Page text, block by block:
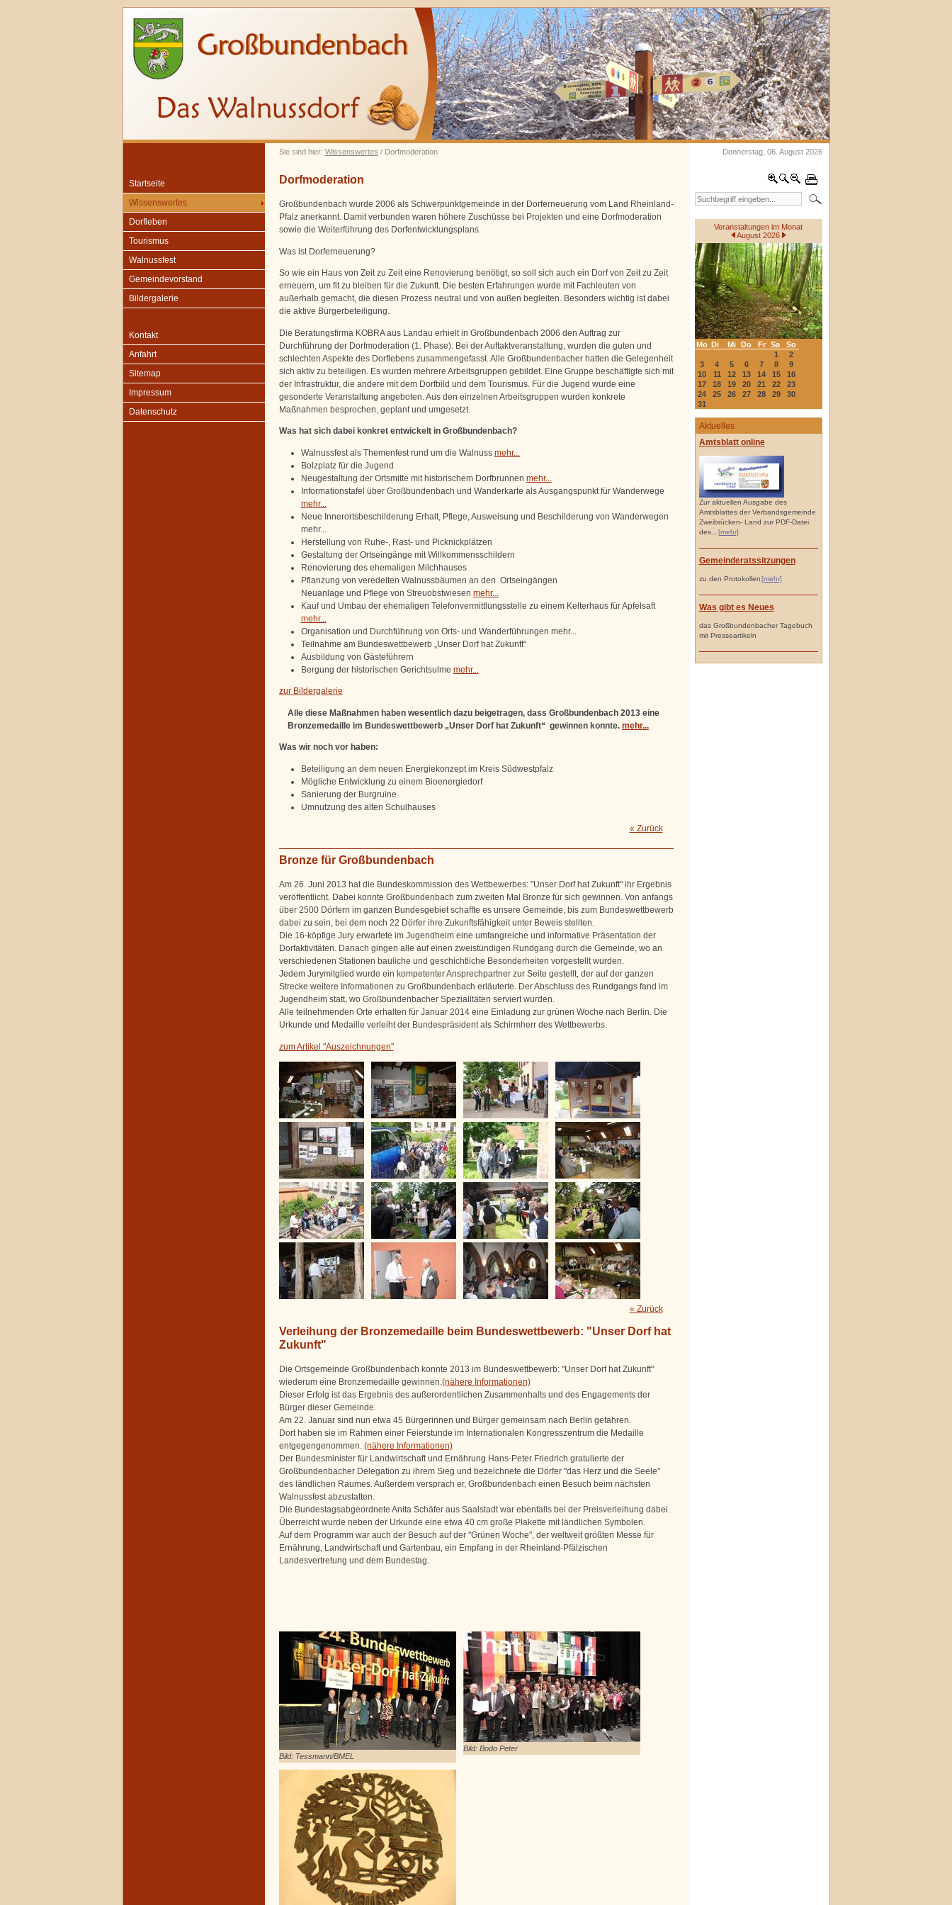
Sie sind hier: Wissenswertes / Dorfmoderation Donnerstag, 06. August 2026
Startseite
Wissenswertes
Dorfleben
Tourismus
Walnussfest
Gemeindevorstand
Bildergalerie
Kontakt
Anfahrt
Sitemap
Impressum
Datenschutz
Veranstaltungen im Monat
August 2026
Mo Di Mi Do Fr Sa
So
1
2
3
4 5 6 7 8
9
10
11 12 13 14 15
16
17
18 19 20 21 22
23
24
25 26 27 28 29
30
31
Aktuelles
Amtsblatt online
Zur aktuellen Ausgabe des
Amtsblattes der Verbandsgemeinde
Zweibrücken- Land zur PDF-Datei
des...
[mehr]
Gemeinderatssitzungen
zu den Protokollen[mehr]
Was gibt es Neues
das Großbundenbacher Tagebuch
mit Presseartikeln
Dorfmoderation
Großbundenbach wurde 2006 als Schwerpunktgemeinde in der Dorferneuerung vom Land Rheinland-
Pfalz anerkannt. Damit verbunden waren höhere Zuschüsse bei Projekten und eine Dorfmoderation
sowie die Weiterführung des Dorfentwicklungsplans.
Was ist Dorferneuerung?
So wie ein Haus von Zeit zu Zeit eine Renovierung benötigt, so soll sich auch ein Dorf von Zeit zu Zeit
erneuern, um fit zu bleiben für die Zukunft. Die besten Erfahrungen wurde mit Fachleuten von
außerhalb gemacht, die diesen Prozess neutral und von außen begleiten. Besonders wichtig ist dabei
die aktive Bürgerbeteiligung.
Die Beratungsfirma KOBRA aus Landau erhielt in Großbundenbach 2006 den Auftrag zur
Durchführung der Dorfmoderation (1. Phase). Bei der Auftaktveranstaltung, wurden die guten und
schlechten Aspekte des Dorflebens zusammengefasst. Alle Großbundenbacher hatten die Gelegenheit
sich aktiv zu beteiligen. Es wurden mehrere Arbeitsgruppen gebildet. Eine Gruppe beschäftigte sich mit
der Infrastruktur, die andere mit dem Dorfbild und dem Tourismus. Für die Jugend wurde eine
gesonderte Veranstaltung angeboten. Aus den einzelnen Arbeitsgruppen wurden konkrete
Maßnahmen besprochen, geplant und umgesetzt.
Was hat sich dabei konkret entwickelt in Großbundenbach?
Walnussfest als Themenfest rund um die Walnuss mehr...
Bolzplatz für die Jugend
Neugestaltung der Ortsmitte mit historischem Dorfbrunnen mehr...
Informationstafel über Großbundenbach und Wanderkarte als Ausgangspunkt für Wanderwege
mehr...
Neue Innerortsbeschilderung Erhalt, Pflege, Ausweisung und Beschilderung von Wanderwegen
mehr...
Herstellung von Ruhe-, Rast- und Picknickplätzen
Gestaltung der Ortseingänge mit Willkommensschildern
Renovierung des ehemaligen Milchhauses
Pflanzung von veredelten Walnussbäumen an den Ortseingängen
Neuanlage und Pflege von Streuobstwiesen mehr...
Kauf und Umbau der ehemaligen Telefonvermittlungsstelle zu einem Kelterhaus für Apfelsaft
mehr...
Organisation und Durchführung von Orts- und Wanderführungen mehr...
Teilnahme am Bundeswettbewerb „Unser Dorf hat Zukunft“
Ausbildung von Gästeführern
Bergung der historischen Gerichtsulme mehr...
zur Bildergalerie
Alle diese Maßnahmen haben wesentlich dazu beigetragen, dass Großbundenbach 2013 eine
Bronzemedaille im Bundeswettbewerb „Unser Dorf hat Zukunft“ gewinnen konnte. mehr...
Was wir noch vor haben:
Beteiligung an dem neuen Energiekonzept im Kreis Südwestpfalz
Mögliche Entwicklung zu einem Bioenergiedorf
Sanierung der Burgruine
Umnutzung des alten Schulhauses
« Zurück
Bronze für Großbundenbach
Am 26. Juni 2013 hat die Bundeskommission des Wettbewerbes: "Unser Dorf hat Zukunft" ihr Ergebnis
veröffentlicht. Dabei konnte Großbundenbach zum zweiten Mal Bronze für sich gewinnen. Von anfangs
über 2500 Dörfern im ganzen Bundesgebiet schaffte es unsere Gemeinde, bis zum Bundeswettbewerb
dabei zu sein, bei dem noch 22 Dörfer ihre Zukunftsfähigkeit unter Beweis stellten.
Die 16-köpfige Jury erwartete im Jugendheim eine umfangreiche und informative Präsentation der
Dorfaktivitäten. Danach gingen alle auf einen zweistündigen Rundgang durch die Gemeinde, wo an
verschiedenen Stationen bauliche und geschichtliche Besonderheiten vorgestellt wurden.
Jedem Jurymitglied wurde ein kompetenter Ansprechpartner zur Seite gestellt, der auf der ganzen
Strecke weitere Informationen zu Großbundenbach erläuterte. Der Abschluss des Rundgangs fand im
Jugendheim statt, wo Großbundenbacher Spezialitäten serviert wurden.
Alle teilnehmenden Orte erhalten für Januar 2014 eine Einladung zur grünen Woche nach Berlin. Die
Urkunde und Medaille verleiht der Bundespräsident als Schirmherr des Wettbewerbs.
zum Artikel "Auszeichnungen"
« Zurück
Verleihung der Bronzemedaille beim Bundeswettbewerb: "Unser Dorf hat
Zukunft"
Die Ortsgemeinde Großbundenbach konnte 2013 im Bundeswettbewerb: "Unser Dorf hat Zukunft"
wiederum eine Bronzemedaille gewinnen.(nähere Informationen)
Dieser Erfolg ist das Ergebnis des außerordentlichen Zusammenhalts und des Engagements der
Bürger dieser Gemeinde.
Am 22. Januar sind nun etwa 45 Bürgerinnen und Bürger gemeinsam nach Berlin gefahren.
Dort haben sie im Rahmen einer Feierstunde im Internationalen Kongresszentrum die Medaille
entgegengenommen. (nähere Informationen)
Der Bundesminister für Landwirtschaft und Ernährung Hans-Peter Friedrich gratulierte der
Großbundenbacher Delegation zu ihrem Sieg und bezeichnete die Dörfer "das Herz und die Seele"
des ländlichen Raumes. Außerdem versprach er, Großbundenbach einen Besuch beim nächsten
Walnussfest abzustatten.
Die Bundestagsabgeordnete Anita Schäfer aus Saalstadt war ebenfalls bei der Preisverleihung dabei.
Überreicht wurde neben der Urkunde eine etwa 40 cm große Plakette mit ländlichen Symbolen.
Auf dem Programm war auch der Besuch auf der "Grünen Woche", der weltweit größten Messe für
Ernährung, Landwirtschaft und Gartenbau, ein Empfang in der Rheinland-Pfälzischen
Landesvertretung und dem Bundestag.
Bild: Tessmann/BMEL
Bild: Bodo Peter